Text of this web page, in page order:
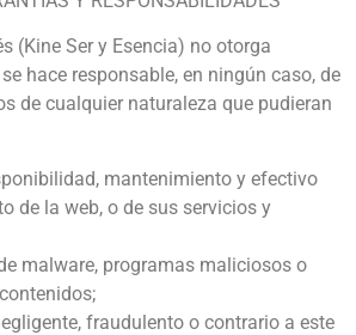
(Kine Ser y Esencia) no otorga
hace responsable, en ningún caso, de
de cualquier naturaleza que pudieran
mantenimiento y efectivo
de la web, o de sus servicios y
malware, programas maliciosos o
fraudulento o contrario a este